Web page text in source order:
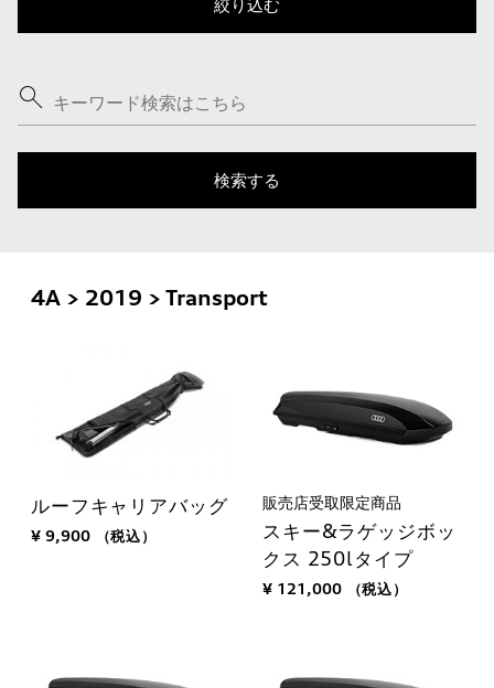
4A > 2019 > Transport
ルーフキャリアバッグ
¥ 9,900 （税込）
販売店受取限定商品
スキー&ラゲッジボッ
クス 250lタイプ
¥ 121,000 （税込）